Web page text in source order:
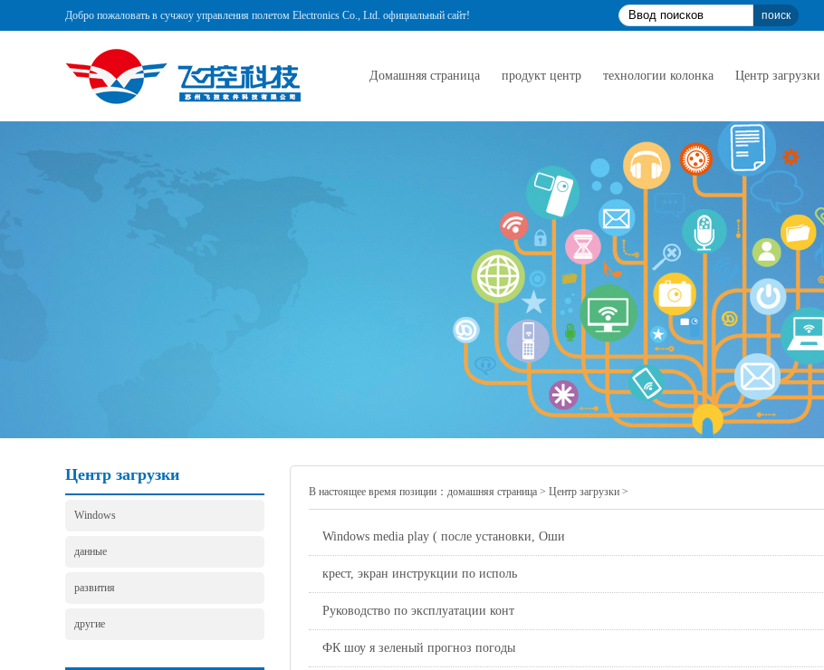
Добро пожаловать в сучжоу управления полетом Electronics Co., Ltd. официальный сайт!
Домашняя страница продукт центр технологии колонка Центр загрузки
Центр загрузки
Windows
данные
развития
другие
В настоящее время позиции： домашняя страница > Центр загрузки >
Windows media play ( после установки, Оши
крест, экран инструкции по исполь
Руководство по эксплуатации конт
ФК шоу я зеленый прогноз погоды